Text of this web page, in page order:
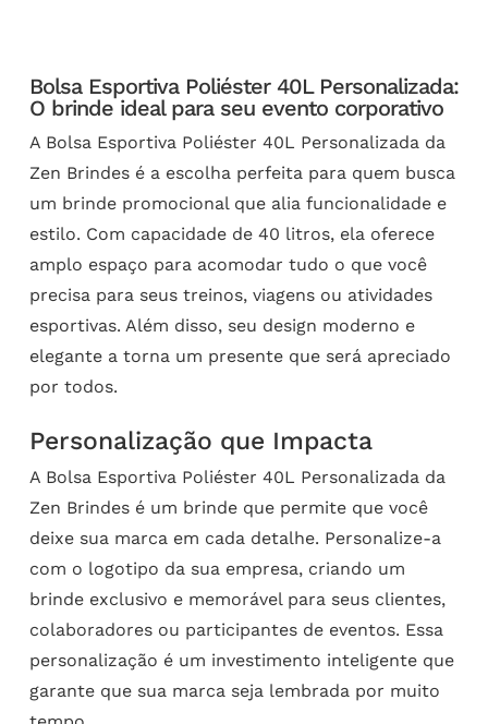
Bolsa Esportiva Poliéster 40L Personalizada:
O brinde ideal para seu evento corporativo
A Bolsa Esportiva Poliéster 40L Personalizada da
Zen Brindes é a escolha perfeita para quem busca
um brinde promocional que alia funcionalidade e
estilo. Com capacidade de 40 litros, ela oferece
amplo espaço para acomodar tudo o que você
precisa para seus treinos, viagens ou atividades
esportivas. Além disso, seu design moderno e
elegante a torna um presente que será apreciado
por todos.
Personalização que Impacta
A Bolsa Esportiva Poliéster 40L Personalizada da
Zen Brindes é um brinde que permite que você
deixe sua marca em cada detalhe. Personalize-a
com o logotipo da sua empresa, criando um
brinde exclusivo e memorável para seus clientes,
colaboradores ou participantes de eventos. Essa
personalização é um investimento inteligente que
garante que sua marca seja lembrada por muito